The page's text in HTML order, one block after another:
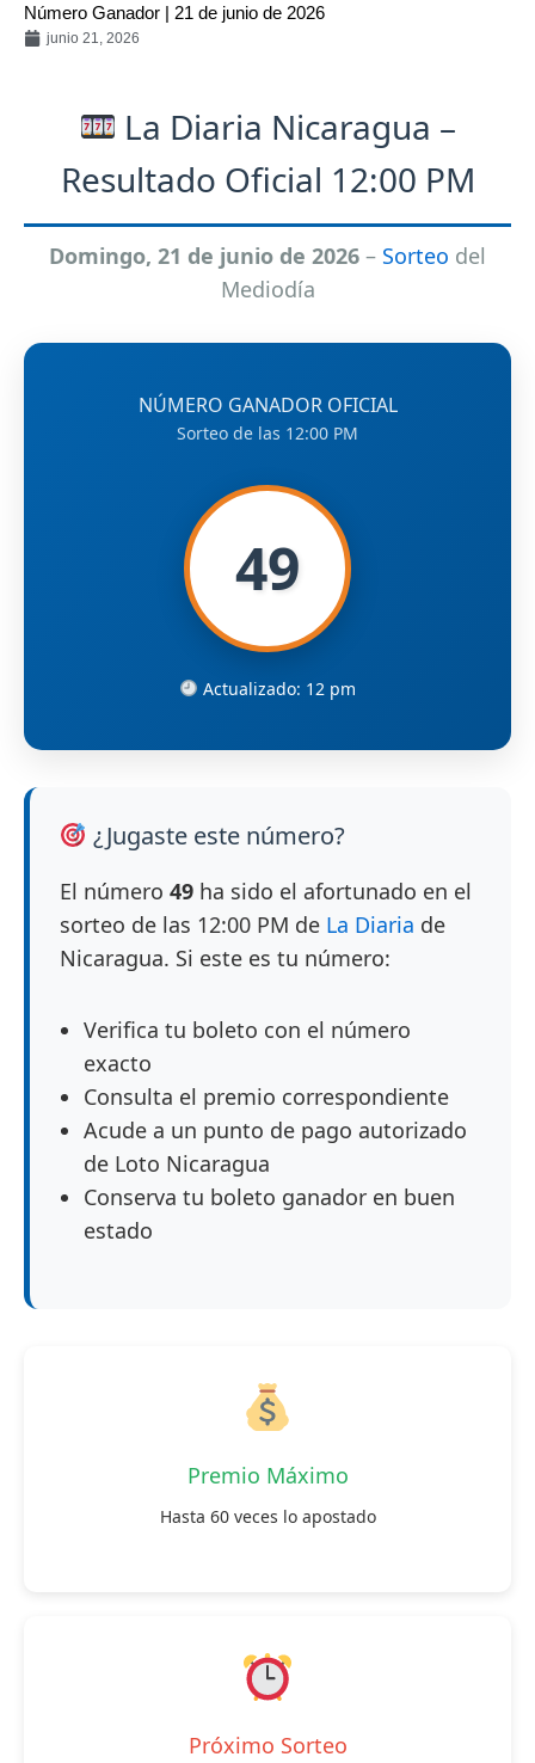
Número Ganador | 21 de junio de 2026
junio 21, 2026
La Diaria Nicaragua –
Resultado Oficial 12:00 PM
Domingo, 21 de junio de 2026 – Sorteo del
Mediodía
NÚMERO GANADOR OFICIAL
Sorteo de las 12:00 PM
49
Actualizado: 12 pm
¿Jugaste este número?
El número 49 ha sido el afortunado en el
sorteo de las 12:00 PM de La Diaria de
Nicaragua. Si este es tu número:
Verifica tu boleto con el número
exacto
Consulta el premio correspondiente
Acude a un punto de pago autorizado
de Loto Nicaragua
Conserva tu boleto ganador en buen
estado
Premio Máximo
Hasta 60 veces lo apostado
Próximo Sorteo